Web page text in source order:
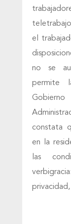
el
no se
permite
constata
en la
las